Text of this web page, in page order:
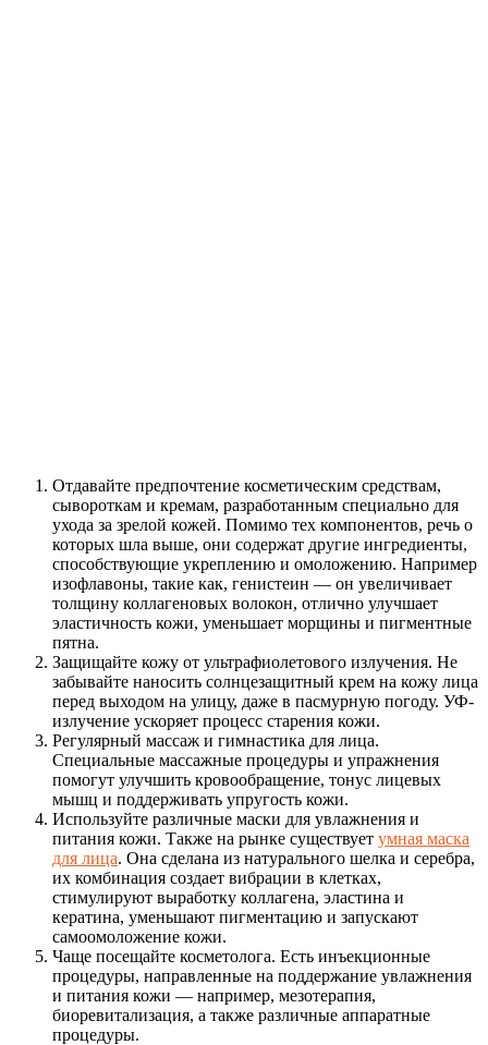
Отдавайте предпочтение косметическим средствам,
сывороткам и кремам, разработанным специально для
ухода за зрелой кожей. Помимо тех компонентов, речь о
которых шла выше, они содержат другие ингредиенты,
способствующие укреплению и омоложению. Например
изофлавоны, такие как, генистеин — он увеличивает
толщину коллагеновых волокон, отлично улучшает
эластичность кожи, уменьшает морщины и пигментные
пятна.
Защищайте кожу от ультрафиолетового излучения. Не
забывайте наносить солнцезащитный крем на кожу лица
перед выходом на улицу, даже в пасмурную погоду. УФ-
излучение ускоряет процесс старения кожи.
Регулярный массаж и гимнастика для лица.
Специальные массажные процедуры и упражнения
помогут улучшить кровообращение, тонус лицевых
мышц и поддерживать упругость кожи.
Используйте различные маски для увлажнения и
питания кожи. Также на рынке существует умная маска
для лица. Она сделана из натурального шелка и серебра,
их комбинация создает вибрации в клетках,
стимулируют выработку коллагена, эластина и
кератина, уменьшают пигментацию и запускают
самоомоложение кожи.
Чаще посещайте косметолога. Есть инъекционные
процедуры, направленные на поддержание увлажнения
и питания кожи — например, мезотерапия,
биоревитализация, а также различные аппаратные
процедуры.